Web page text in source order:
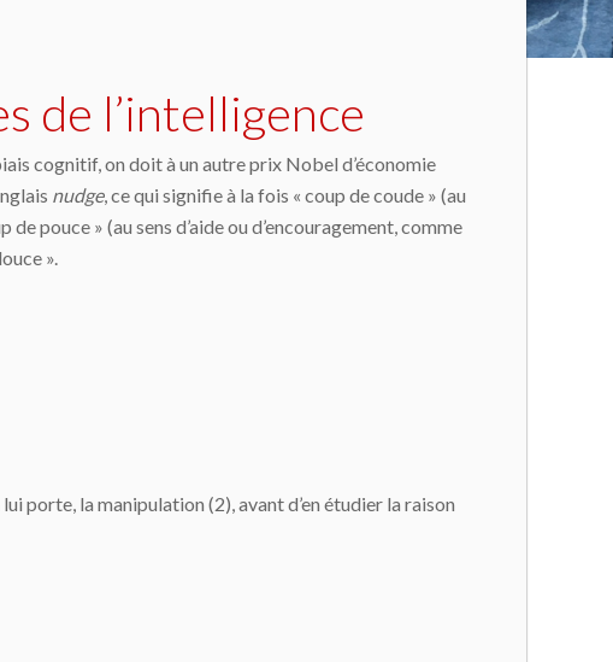
de l’intelligence
cognitif, on doit à un autre prix Nobel d’économie
nudge, ce qui signifie à la fois « coup de coude » (au
pouce » (au sens d’aide ou d’encouragement, comme
».
porte, la manipulation (2), avant d’en étudier la raison